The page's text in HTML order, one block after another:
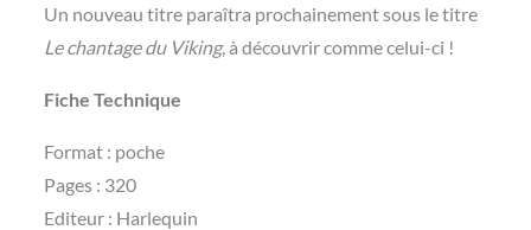
Un nouveau titre paraîtra prochainement sous le titre
Le chantage du Viking, à découvrir comme celui-ci !
Fiche Technique
Format : poche
Pages : 320
Editeur : Harlequin